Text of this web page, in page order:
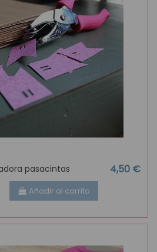
pasacintas 4,50 €
Añadir al carrito